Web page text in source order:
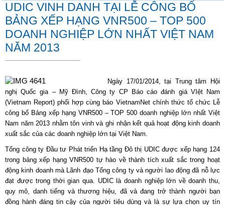
UDIC VINH DANH TẠI LỄ CÔNG BỐ
BẢNG XẾP HẠNG VNR500 – TOP 500
DOANH NGHIỆP LỚN NHẤT VIỆT NAM
NĂM 2013
Ngày 17/01/2014, tại Trung tâm Hội
nghị Quốc gia – Mỹ Đình, Công ty CP Báo cáo đánh giá VIệt Nam
(Vietnam Report) phối hợp cùng báo VietnamNet chính thức tổ chức Lễ
công bố Bảng xếp hạng VNR500 – TOP 500 doanh nghiệp lớn nhất Việt
Nam năm 2013 nhằm tôn vinh và ghi nhận kết quả hoạt động kinh doanh
xuất sắc của các doanh nghiệp lớn tại Việt Nam.
Tổng công ty Đầu tư Phát triển Hạ tầng Đô thị UDIC được xếp hạng 124
trong bảng xếp hạng VNR500 tự hào về thành tích xuất sắc trong hoạt
động kinh doanh mà Lãnh đạo Tổng công ty và người lao động đã nỗ lực
đạt được trong thời gian qua. UDIC là doanh nghiệp lớn về doanh thu,
quy mô, danh tiếng và thương hiệu, đã và đang trở thành người bạn
đồng hành đáng tin cậy của người tiêu dùng và là sự lựa chọn uy tín